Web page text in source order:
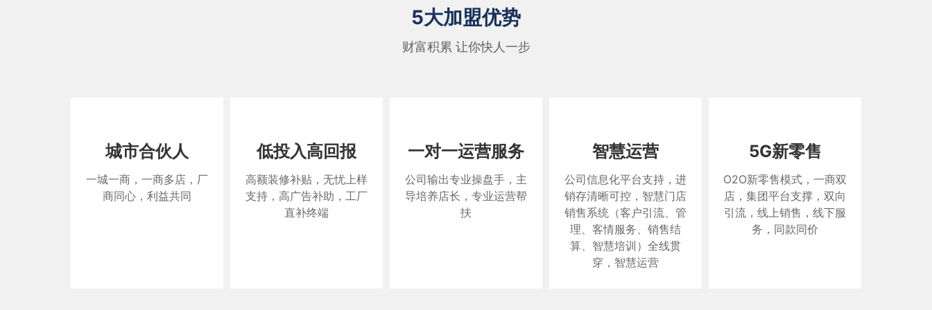
5大加盟优势
财富积累 让你快人一步
城市合伙人
一城一商，一商多店，厂
商同心，利益共同
低投入高回报
高额装修补贴，无忧上样
支持，高广告补助，工厂
直补终端
一对一运营服务
公司输出专业操盘手，主
导培养店长，专业运营帮
扶
智慧运营
公司信息化平台支持，进
销存清晰可控，智慧门店
销售系统（客户引流、管
理、客情服务、销售结
算、智慧培训）全线贯
穿，智慧运营
5G新零售
O2O新零售模式，一商双
店，集团平台支撑，双向
引流，线上销售，线下服
务，同款同价